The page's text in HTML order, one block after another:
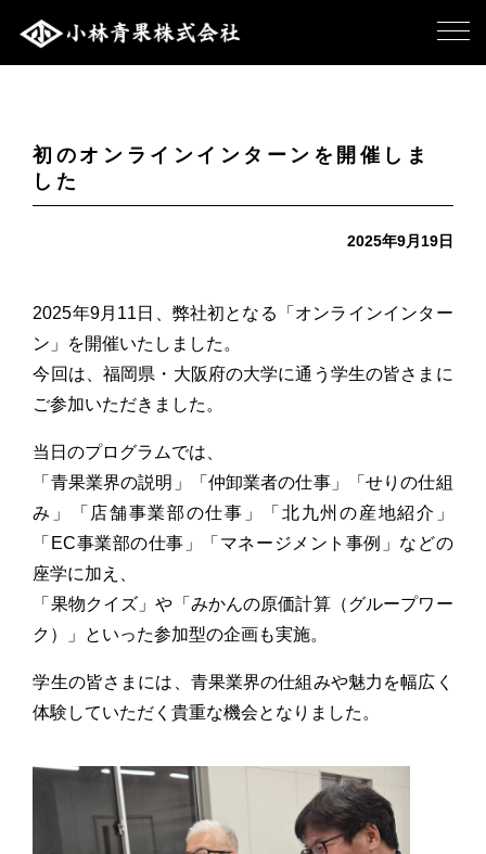
初のオンラインインターンを開催しま
した
2025年9月19日
2025年9月11日、弊社初となる「オンラインインター
ン」を開催いたしました。
今回は、福岡県・大阪府の大学に通う学生の皆さまに
ご参加いただきました。
当日のプログラムでは、
「青果業界の説明」「仲卸業者の仕事」「せりの仕組
み」「店舗事業部の仕事」「北九州の産地紹介」
「EC事業部の仕事」「マネージメント事例」などの
座学に加え、
「果物クイズ」や「みかんの原価計算（グループワー
ク）」といった参加型の企画も実施。
学生の皆さまには、青果業界の仕組みや魅力を幅広く
体験していただく貴重な機会となりました。